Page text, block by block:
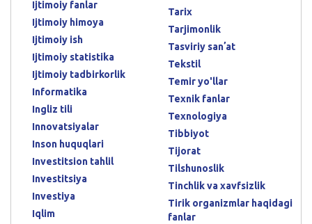
Ijtimoiy fanlar
Ijtimoiy himoya
Ijtimoiy ish
Ijtimoiy statistika
Ijtimoiy tadbirkorlik
Informatika
Ingliz tili
Innovatsiyalar
Inson huquqlari
Investitsion tahlil
Investitsiya
Investiya
Iqlim
Tarix
Tarjimonlik
Tasviriy sanʼat
Tekstil
Temir yo'llar
Texnik fanlar
Texnologiya
Tibbiyot
Tijorat
Tilshunoslik
Tinchlik va xavfsizlik
Tirik organizmlar haqidagi
fanlar